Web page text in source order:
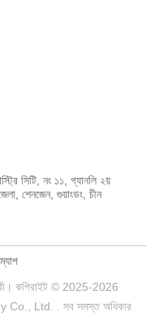
সিটি, নং ১১, গ্যানলি ২য়
শেনজেন, গুয়াংডং, চীন
কপিরাইট © 2025-2026
Ltd. . সব সমস্ত অধিকার